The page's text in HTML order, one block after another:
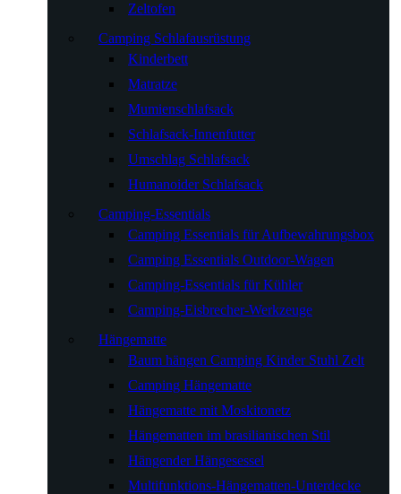
Zeltofen
Camping Schlafausrüstung
Kinderbett
Matratze
Mumienschlafsack
Schlafsack-Innenfutter
Umschlag Schlafsack
Humanoider Schlafsack
Camping-Essentials
Camping Essentials für Aufbewahrungsbox
Camping Essentials Outdoor-Wagen
Camping-Essentials für Kühler
Camping-Eisbrecher-Werkzeuge
Hängematte
Baum hängen Camping Kinder Stuhl Zelt
Camping Hängematte
Hängematte mit Moskitonetz
Hängematten im brasilianischen Stil
Hängender Hängesessel
Multifunktions-Hängematten-Unterdecke